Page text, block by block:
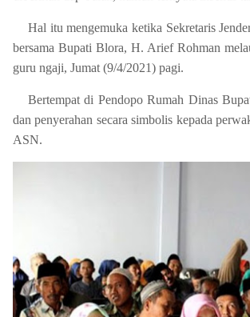
Hal itu mengemuka ketika Sekretaris
bersama Bupati Blora, H. Arief Rohman
guru ngaji, Jumat (9/4/2021) pagi.
Bertempat di Pendopo Rumah Dinas
dan penyerahan secara simbolis kepada
ASN.